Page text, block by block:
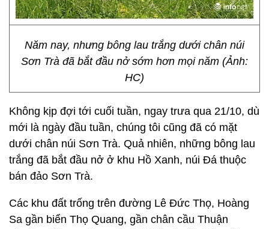
Năm nay, nhưng bông lau trắng dưới chân núi
Sơn Trà đã bắt đầu nở sớm hơn mọi năm (Ảnh:
HC)
Không kịp đợi tới cuối tuần, ngay trưa qua 21/10, dù
mới là ngày đầu tuần, chúng tôi cũng đã có mặt
dưới chân núi Sơn Trà. Quả nhiên, những bông lau
trắng đã bắt đầu nở ở khu Hồ Xanh, núi Đá thuộc
bán đảo Sơn Trà.
Các khu đất trống trên đường Lê Đức Thọ, Hoàng
Sa gần biển Thọ Quang, gần chân cầu Thuận